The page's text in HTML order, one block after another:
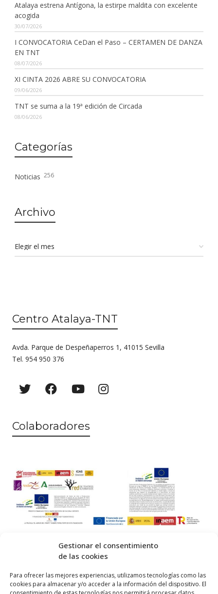
Gestionar el consentimiento
de las cookies
Para ofrecer las mejores experiencias, utilizamos tecnologías como las
cookies para almacenar y/o acceder a la información del dispositivo. El
Atalaya estrena Antígona, la estirpe maldita con excelente
acogida
30/07/2026
I CONVOCATORIA CeDan el Paso – CERTAMEN DE DANZA
EN TNT
08/07/2026
XI CINTA 2026 ABRE SU CONVOCATORIA
09/06/2026
TNT se suma a la 19ª edición de Circada
08/06/2026
Categorías
Noticias 256
Archivo
Centro Atalaya-TNT
Avda. Parque de Despeñaperros 1, 41015 Sevilla
Tel. 954 950 376
Colaboradores
by QM.